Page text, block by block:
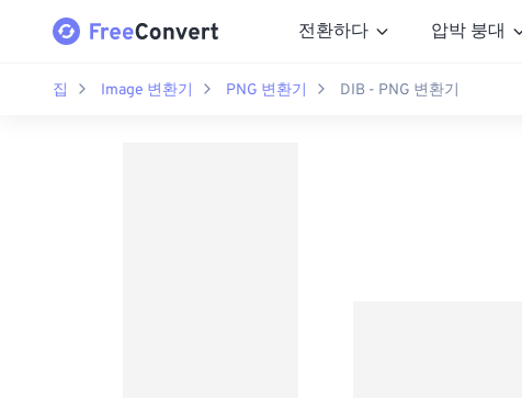
전환하다 압박 붕대
집 Image 변환기 PNG 변환기 DIB - PNG 변환기